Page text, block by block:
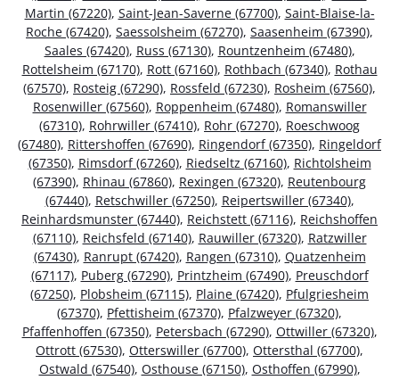
Martin (67220), Saint-Jean-Saverne (67700), Saint-Blaise-la-
Roche (67420), Saessolsheim (67270), Saasenheim (67390),
Saales (67420), Russ (67130), Rountzenheim (67480),
Rottelsheim (67170), Rott (67160), Rothbach (67340), Rothau
(67570), Rosteig (67290), Rossfeld (67230), Rosheim (67560),
Rosenwiller (67560), Roppenheim (67480), Romanswiller
(67310), Rohrwiller (67410), Rohr (67270), Roeschwoog
(67480), Rittershoffen (67690), Ringendorf (67350), Ringeldorf
(67350), Rimsdorf (67260), Riedseltz (67160), Richtolsheim
(67390), Rhinau (67860), Rexingen (67320), Reutenbourg
(67440), Retschwiller (67250), Reipertswiller (67340),
Reinhardsmunster (67440), Reichstett (67116), Reichshoffen
(67110), Reichsfeld (67140), Rauwiller (67320), Ratzwiller
(67430), Ranrupt (67420), Rangen (67310), Quatzenheim
(67117), Puberg (67290), Printzheim (67490), Preuschdorf
(67250), Plobsheim (67115), Plaine (67420), Pfulgriesheim
(67370), Pfettisheim (67370), Pfalzweyer (67320),
Pfaffenhoffen (67350), Petersbach (67290), Ottwiller (67320),
Ottrott (67530), Otterswiller (67700), Ottersthal (67700),
Ostwald (67540), Osthouse (67150), Osthoffen (67990),